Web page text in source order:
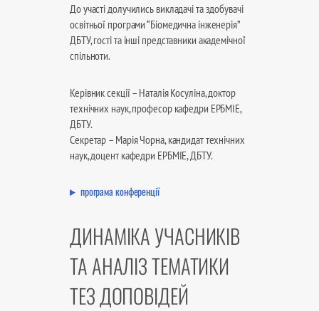
До участі долучились викладачі та здобувачі
освітньої програми “Біомедична інженерія”
ДБТУ, гості та інші представники академічної
спільноти.
Керівник секції – Наталія Косуліна, доктор
технічних наук, професор кафедри ЕРБМІЕ,
ДБТУ.
Секретар – Марія Чорна, кандидат технічних
наук, доцент кафедри ЕРБМІЕ, ДБТУ.
програма конференції
ДИНАМІКА УЧАСНИКІВ
ТА АНАЛІЗ ТЕМАТИКИ
ТЕЗ ДОПОВІДЕЙ